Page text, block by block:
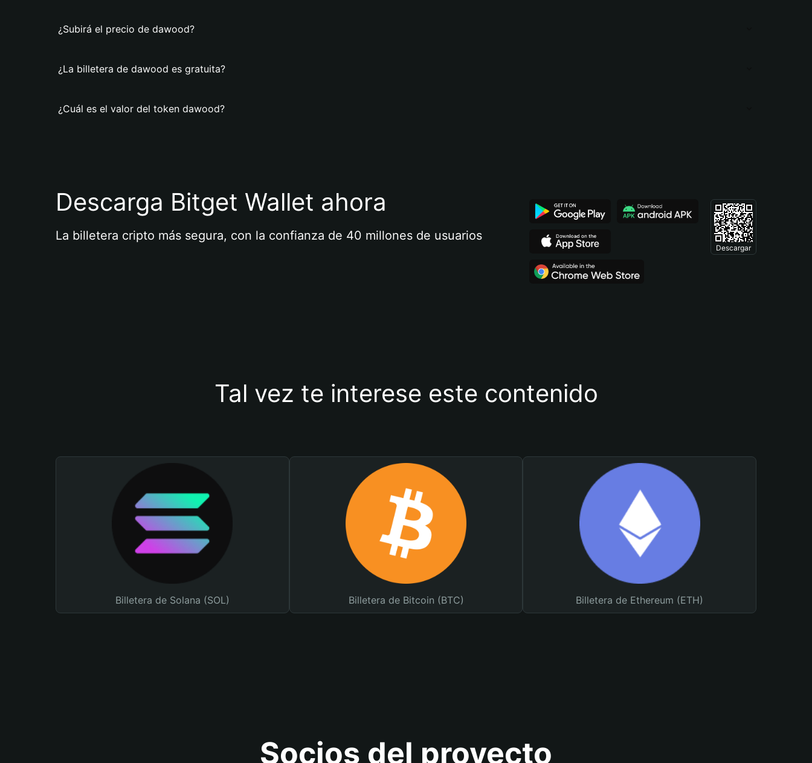
¿Subirá el precio de dawood?
¿La billetera de dawood es gratuita?
¿Cuál es el valor del token dawood?
Descarga Bitget Wallet ahora
La billetera cripto más segura, con la confianza de 40 millones de usuarios
Descargar
Tal vez te interese este contenido
Billetera de Solana (SOL) Billetera de Bitcoin (BTC) Billetera de Ethereum (ETH)
Socios del proyecto